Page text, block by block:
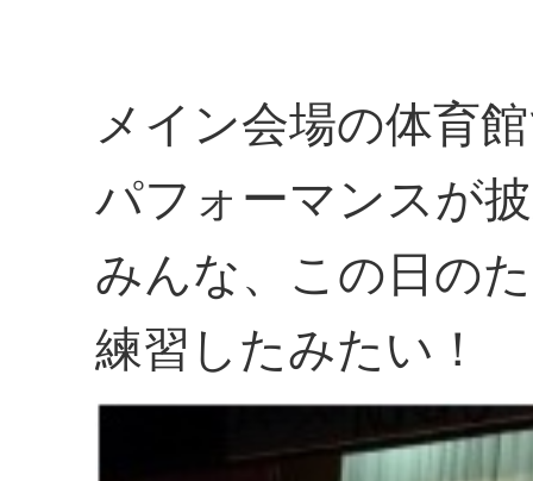
メイン会場の体育
パフォーマンスが
みんな、この日の
練習したみたい！